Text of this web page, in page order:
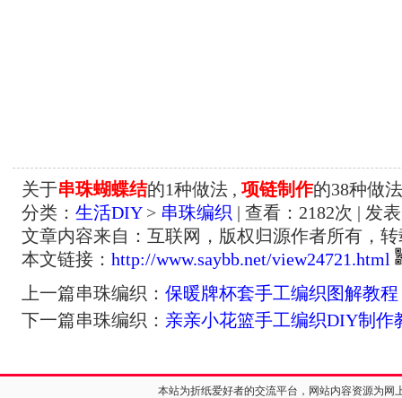
关于串珠蝴蝶结的1种做法 , 项链制作的38种做法
分类： 生活DIY> 串珠编织 | 查看： 2182次 | 发
文章内容来自：互联网，版权归源作者所有，
本文链接： http://www.saybb.net/view24721.html
上一篇串珠编织： 保暖牌杯套手工编织图解教程
下一篇串珠编织： 亲亲小花篮手工编织DIY制作
本站为折纸爱好者的交流平台，网站内容资源为